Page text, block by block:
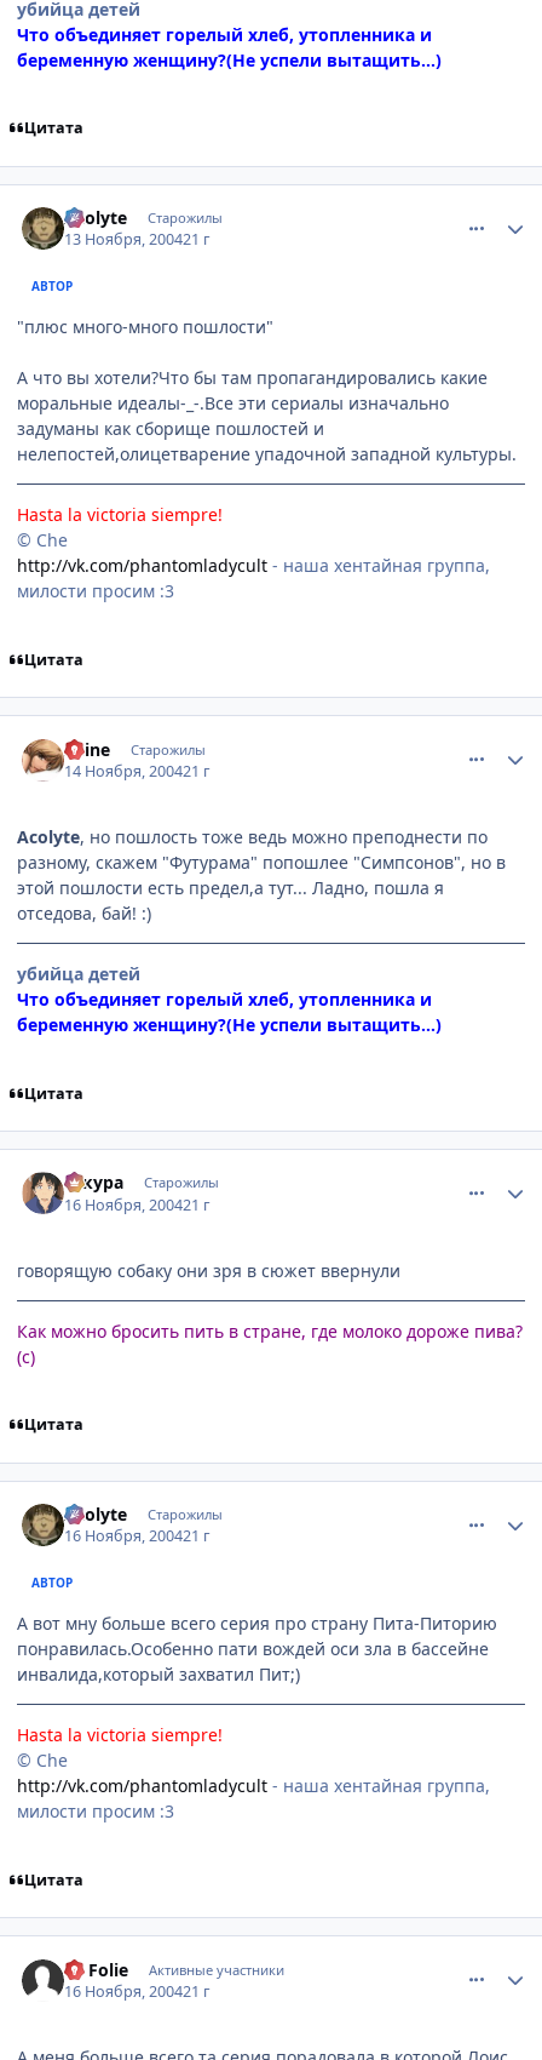
убийца детей
Что объединяет горелый хлеб, утопленника и
беременную женщину?(Не успели вытащить...)
Цитата
Acolyte Старожилы
13 Ноября, 200421 г
АВТОР
"плюс много-много пошлости"
А что вы хотели?Что бы там пропагандировались какие
моральные идеалы-_-.Все эти сериалы изначально
задуманы как сборище пошлостей и
нелепостей,олицетварение упадочной западной культуры.
Hasta la victoria siempre!
© Che
http://vk.com/phantomladycult - наша хентайная группа,
милости просим :3
Цитата
Shine Старожилы
14 Ноября, 200421 г
Acolyte, но пошлость тоже ведь можно преподнести по
разному, скажем "Футурама" попошлее "Симпсонов", но в
этой пошлости есть предел,а тут... Ладно, пошла я
отседова, бай! :)
убийца детей
Что объединяет горелый хлеб, утопленника и
беременную женщину?(Не успели вытащить...)
Цитата
сакура Старожилы
16 Ноября, 200421 г
говорящую собаку они зря в сюжет ввернули
Как можно бросить пить в стране, где молоко дороже пива?
(с)
Цитата
Acolyte Старожилы
16 Ноября, 200421 г
АВТОР
А вот мну больше всего серия про страну Пита-Питорию
понравилась.Особенно пати вождей оси зла в бассейне
инвалида,который захватил Пит;)
Hasta la victoria siempre!
© Che
http://vk.com/phantomladycult - наша хентайная группа,
милости просим :3
Цитата
La Folie Активные участники
16 Ноября, 200421 г